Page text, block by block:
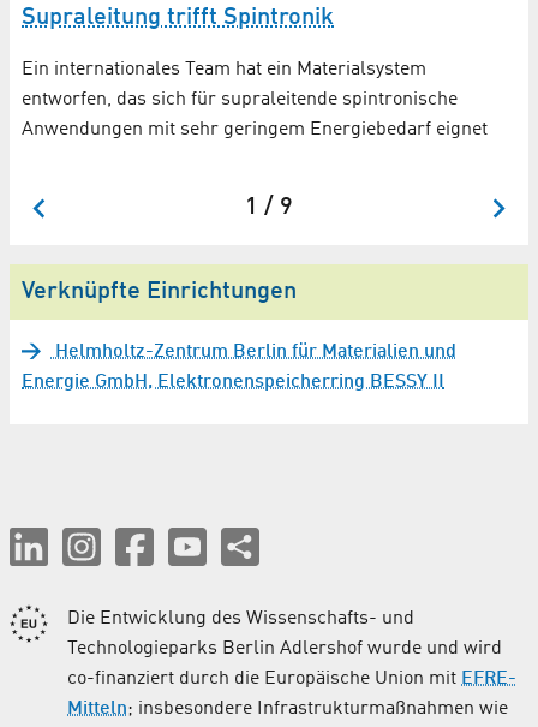
Supraleitung trifft Spintronik
Ein internationales Team hat ein Materialsystem
entworfen, das sich für supraleitende spintronische
Anwendungen mit sehr geringem Energiebedarf eignet
1 / 9
Verknüpfte Einrichtungen
Helmholtz-Zentrum Berlin für Materialien und
Energie GmbH, Elektronenspeicherring BESSY II
Die Entwicklung des Wissenschafts- und
Technologieparks Berlin Adlershof wurde und wird
co-finanziert durch die Europäische Union mit EFRE-
Mitteln; insbesondere Infrastrukturmaßnahmen wie